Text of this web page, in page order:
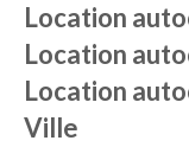
Location
Location
Location
Ville